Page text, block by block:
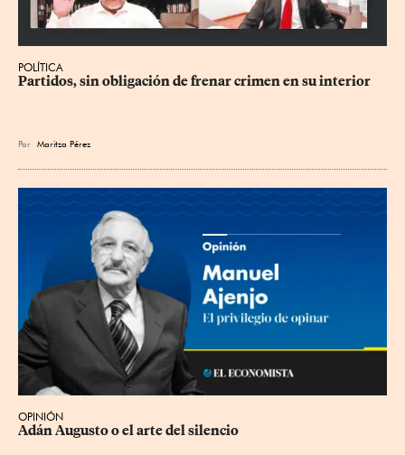
POLÍTICA
Partidos, sin obligación de frenar crimen en su interior
Por Maritza Pérez
OPINIÓN
Adán Augusto o el arte del silencio